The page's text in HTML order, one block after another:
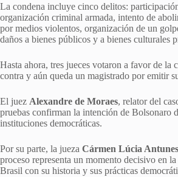
La condena incluye cinco delitos:
organización criminal armada, intento de
por medios violentos, organización de un
daños a bienes públicos y a bienes culturales
Hasta ahora, tres jueces votaron a favor de la
contra y aún queda un magistrado por emitir
El juez Alexandre de Moraes, relator del
pruebas confirman la intención de Bolsonaro
instituciones democráticas.
Por su parte, la jueza Cármen Lúcia Antunes
proceso representa un momento decisivo en
Brasil con su historia y sus prácticas